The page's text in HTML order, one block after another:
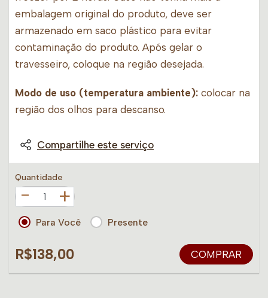
embalagem original do produto, deve ser
armazenado em saco plástico para evitar
contaminação do produto. Após gelar o
travesseiro, coloque na região desejada.
Modo de uso (temperatura ambiente): colocar na
região dos olhos para descanso.
Compartilhe este serviço
Quantidade
+
Para Você Presente
R$138,00 COMPRAR